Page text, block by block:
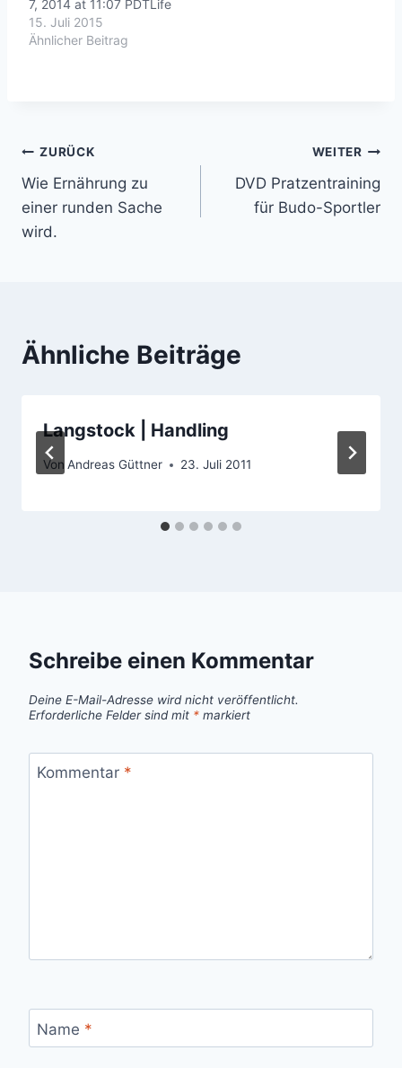
7, 2014 at 11:07 PDTLife
is good. www.andy-
guettner.de |
15. Juli 2015
Ähnlicher Beitrag
Beitragsnavigation
ZURÜCK
Wie Ernährung zu
einer runden Sache
wird.
WEITER
DVD Pratzentraining
für Budo-Sportler
Ähnliche Beiträge
Langstock | Handling
Von Andreas Güttner 23. Juli 2011
Schreibe einen Kommentar
Deine E-Mail-Adresse wird nicht veröffentlicht.
Erforderliche Felder sind mit * markiert
Kommentar *
Name *